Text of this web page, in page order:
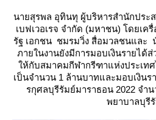
นายสุรพล อุทินทุ ผู้บริหารสำนักปร
เบฟเวอเรจ จำกัด (มหาชน) โดยเค
รัฐ เอกชน ชมรมวิ่ง สื่อมวลชนและ
ภายในงานยังมีการมอบเงินรายได้
ห้กับสมาคมกีฬากรีฑาแห่งประเท
เป็นจำนวน 1 ล้านบาทและมอบเงิน
รกุศลบุรีรัมย์มาราธอน 2022 จำ
พยาบาลบุรี